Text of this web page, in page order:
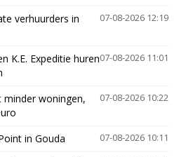
07-08-2026 12:19
verhuurders in
07-08-2026 11:01
K.E. Expeditie huren
07-08-2026 10:22
woningen,
07-08-2026 10:11
in Gouda